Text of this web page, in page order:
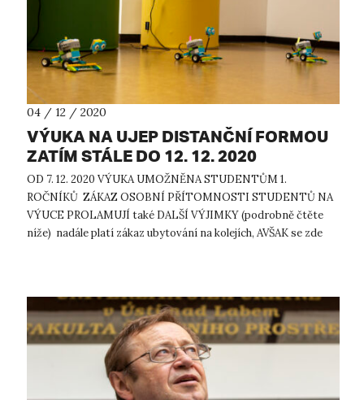
04 / 12 / 2020
VÝUKA NA UJEP DISTANČNÍ FORMOU
ZATÍM STÁLE DO 12. 12. 2020
OD 7. 12. 2020 VÝUKA UMOŽNĚNA STUDENTŮM 1.
ROČNÍKŮ ZÁKAZ OSOBNÍ PŘÍTOMNOSTI STUDENTŮ NA
VÝUCE PROLAMUJÍ také DALŠÍ VÝJIMKY (podrobně čtěte
níže) nadále platí zákaz ubytování na kolejích, AVŠAK se zde